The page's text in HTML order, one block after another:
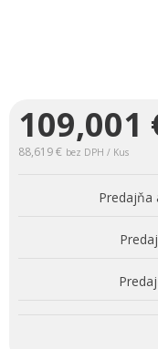
109,001
88,619 € bez DPH / Kus
Predajňa